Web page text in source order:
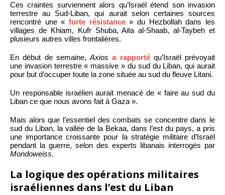
Ces craintes surviennent alors qu’Israël étend son invasion
terrestre au Sud-Liban, qui aurait selon certaines sources
rencontré une « forte résistance» du Hezbollah dans les
villages de Khiam, Kufr Shuba, Aita al-Shaab, al-Taybeh et
plusieurs autres villes frontalières.
En début de semaine, Axios a rapportéqu’Israël prévoyait
une invasion terrestre « massive » du sud du Liban, qui aurait
pour but d’occuper toute la zone située au sud du fleuve Litani.
Un responsable israélien aurait menacé de « faire au sud du
Liban ce que nous avons fait à Gaza ».
Mais alors que l’essentiel des combats se concentre dans le
sud du Liban, la vallée de la Bekaa, dans l’est du pays, a pris
une importance croissante pour la stratégie militaire d’Israël
pendant la guerre, selon des experts libanais interrogés par
Mondoweiss.
La logique des opérations militaires
israéliennes dans l’est du Liban